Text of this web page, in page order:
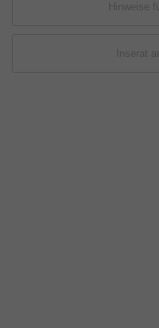
Hinweise
Inserat